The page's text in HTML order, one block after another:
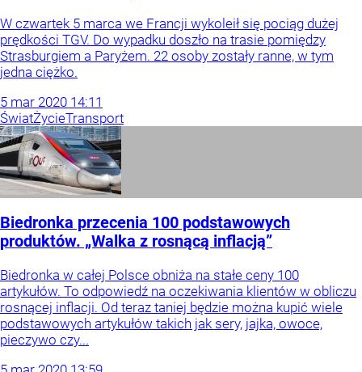
W czwartek 5 marca we Francji wykoleił się pociąg dużej
prędkości TGV. Do wypadku doszło na trasie pomiędzy
Strasburgiem a Paryżem. 22 osoby zostały ranne, w tym
jedna ciężko.
5 mar 2020 14:11
ŚwiatŻycieTransport
Biedronka przecenia 100 podstawowych
produktów. „Walka z rosnącą inflacją”
Biedronka w całej Polsce obniża na stałe ceny 100
artykułów. To odpowiedź na oczekiwania klientów w obliczu
rosnącej inflacji. Od teraz taniej będzie można kupić wiele
podstawowych artykułów takich jak sery, jajka, owoce,
pieczywo czy...